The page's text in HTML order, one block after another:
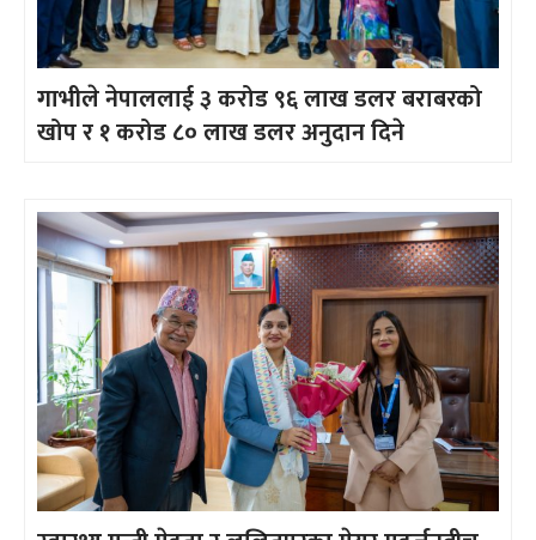
गाभीले नेपाललाई ३ करोड ९६ लाख डलर बराबरको
खोप र १ करोड ८० लाख डलर अनुदान दिने